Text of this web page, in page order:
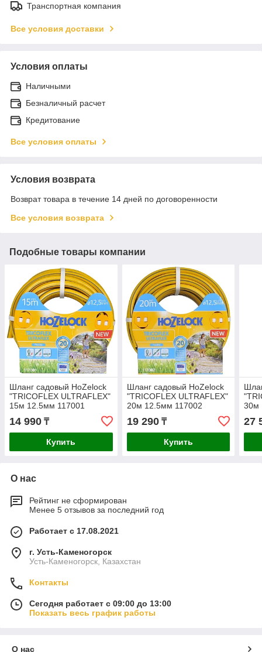
Транспортная компания
Все условия доставки
Условия оплаты
Наличными
Безналичный расчет
Кредитование
Все условия оплаты
Условия возврата
Возврат товара в течение 14 дней по договоренности
Все условия возврата
Подобные товары компании
Шланг садовый HoZelock
"TRICOFLEX ULTRAFLEX"
15м 12.5мм 117001
14 990 ₸
Купить
Шланг садовый HoZelock
"TRICOFLEX ULTRAFLEX"
20м 12.5мм 117002
19 290₸
Купить
30м
27
О нас
Рейтинг не сформирован
Менее 5 отзывов за последний год
Работает с 17.08.2021
г. Усть-Каменогорск
Усть-Каменогорск, Казахстан
Контакты
Сегодня работает с 09:00 до 13:00
Показать весь график работы
О нас